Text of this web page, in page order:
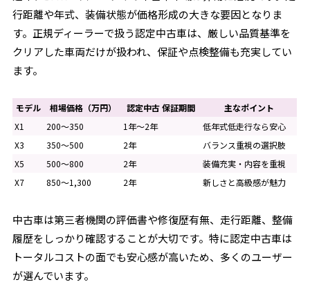
行距離や年式、装備状態が価格形成の大きな要因となりま
す。正規ディーラーで扱う認定中古車は、厳しい品質基準を
クリアした車両だけが扱われ、保証や点検整備も充実してい
ます。
モデル 相場価格（万円） 認定中古 保証期間
主なポイント
X1
200～350 1年～2年
低年式低走行なら安心
X3
350～500 2年
バランス重視の選択肢
X5
500～800 2年
装備充実・内容を重視
X7
850～1,300 2年 新しさと高級感が魅力
中古車は第三者機関の評価書や修復歴有無、走行距離、整備
履歴をしっかり確認することが大切です。特に認定中古車は
トータルコストの面でも安心感が高いため、多くのユーザー
が選んでいます。